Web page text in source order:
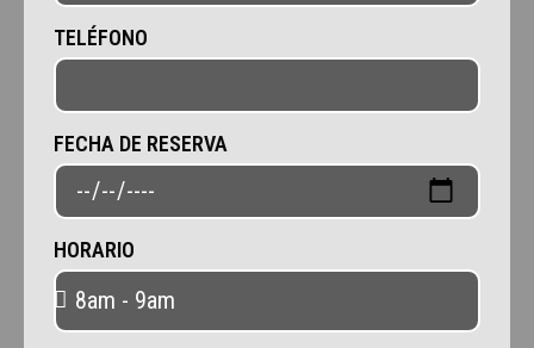
TELÉFONO
FECHA DE RESERVA
HORARIO